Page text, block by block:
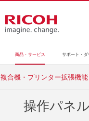
商品・サービス サポート・ダ
複合機・プリンター拡張機能
操作パネ